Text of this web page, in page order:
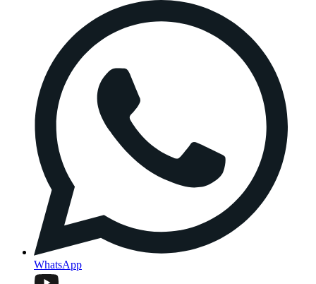
WhatsApp